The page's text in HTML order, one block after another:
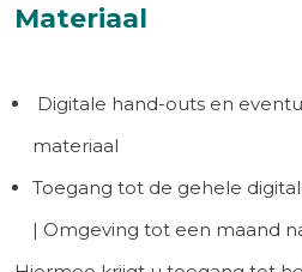
Materiaal
Digitale hand-outs en
materiaal
Toegang tot de gehele
| Omgeving tot een maand